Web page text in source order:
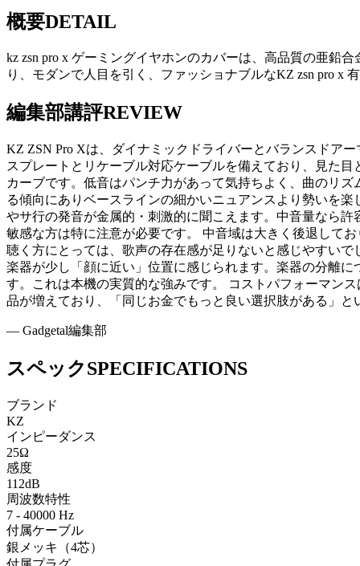
概要DETAIL
kz zsn pro x ゲーミングイヤホンのカバーは、高品質の亜鉛
り、モダンで人目を引く、ファッショナブルなKZ zsn pro x
編集部講評REVIEW
KZ ZSN Pro Xは、ダイナミックドライバーとバランスドア
スプレートとリケーブル対応ケーブルを備えており、見た
カーブです。低音はパンチ力があって気持ちよく、曲のリ
る傾向にありベースラインの細かいニュアンスより勢いを
やサ行の発音が金属的・刺激的に聞こえます。中音量なら
敏感な方は特に注意が必要です。 中音域は大きく後退して
聴く方にとっては、歌声の存在感が足りないと感じやすい
楽器が少し「顔に近い」位置に感じられます。楽器の分離
す。これは本機の実質的な強みです。 コストパフォーマン
品が増えており、「同じお金でもっと良い選択肢がある」
— Gadgetal編集部
スペックSPECIFICATIONS
ブランド
KZ
インピーダンス
25Ω
感度
112dB
周波数特性
7 - 40000 Hz
付属ケーブル
銀メッキ（4芯）